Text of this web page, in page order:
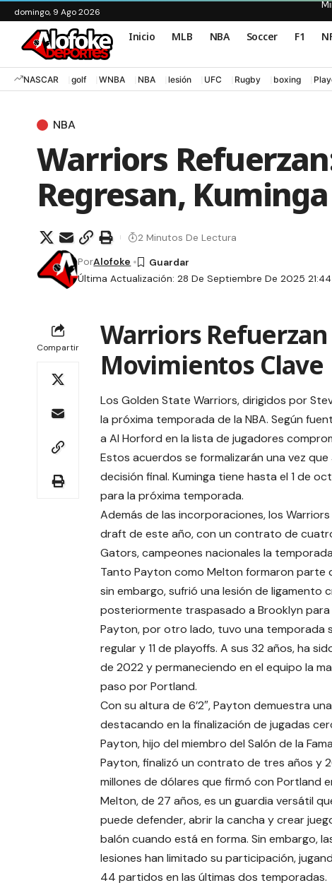
domingo, 9 Ago 2026
Inicio MLB NBA Soccer F1
NASCAR golf WNBA NBA lesión UFC Rugby boxing
NBA
Warriors
Regresan,
Última Actualización: 28 De Septiembre De 2025 21:44
PorAlofoke
2 Minutos De Lectura
Compartir
Warriors
Movimientos Clave
Los Golden State Warriors, dirigidos por
la próxima temporada de la NBA. Según
a Al Horford en la lista de jugadores
Estos acuerdos se formalizarán una vez
decisión final. Kuminga tiene hasta el 1 de
para la próxima temporada.
Además de las incorporaciones, los
draft de este año, con un contrato de
Gators, campeones nacionales la
Tanto Payton como Melton formaron parte
sin embargo, sufrió una lesión de
posteriormente traspasado a Brooklyn para
Payton, por otro lado, tuvo una temporada
regular y 11 de playoffs. A sus 32 años, ha
de 2022 y permaneciendo en el equipo la
paso por Portland.
Con su altura de 6’2″, Payton demuestra
destacando en la finalización de jugadas
Payton, hijo del miembro del Salón de la
Payton, finalizó un contrato de tres años y
millones de dólares que firmó con Portland
Melton, de 27 años, es un guardia versátil
puede defender, abrir la cancha y crear
balón cuando está en forma. Sin embargo,
lesiones han limitado su participación,
44 partidos en las últimas dos temporadas.